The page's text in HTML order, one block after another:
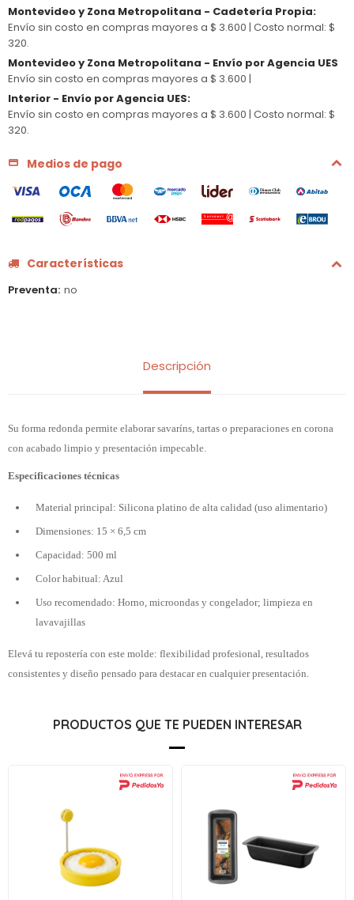
Montevideo y Zona Metropolitana - Cadetería Propia:
Envío sin costo en compras mayores a $ 3.600 | Costo normal: $
320.
Montevideo y Zona Metropolitana - Envío por Agencia UES
Envío sin costo en compras mayores a $ 3.600 |
Interior - Envío por Agencia UES:
Envío sin costo en compras mayores a $ 3.600 | Costo normal: $
320.
Medios de pago
Características
Preventa no
Descripción
Su forma redonda permite elaborar savaríns, tartas o preparaciones en corona
con acabado limpio y presentación impecable.
Especificaciones técnicas
Material principal: Silicona platino de alta calidad (uso alimentario)
Dimensiones: 15 × 6,5 cm
Capacidad: 500 ml
Color habitual: Azul
Uso recomendado: Horno, microondas y congelador; limpieza en
lavavajillas
Elevá tu repostería con este molde: flexibilidad profesional, resultados
consistentes y diseño pensado para destacar en cualquier presentación.
PRODUCTOS QUE TE PUEDEN INTERESAR